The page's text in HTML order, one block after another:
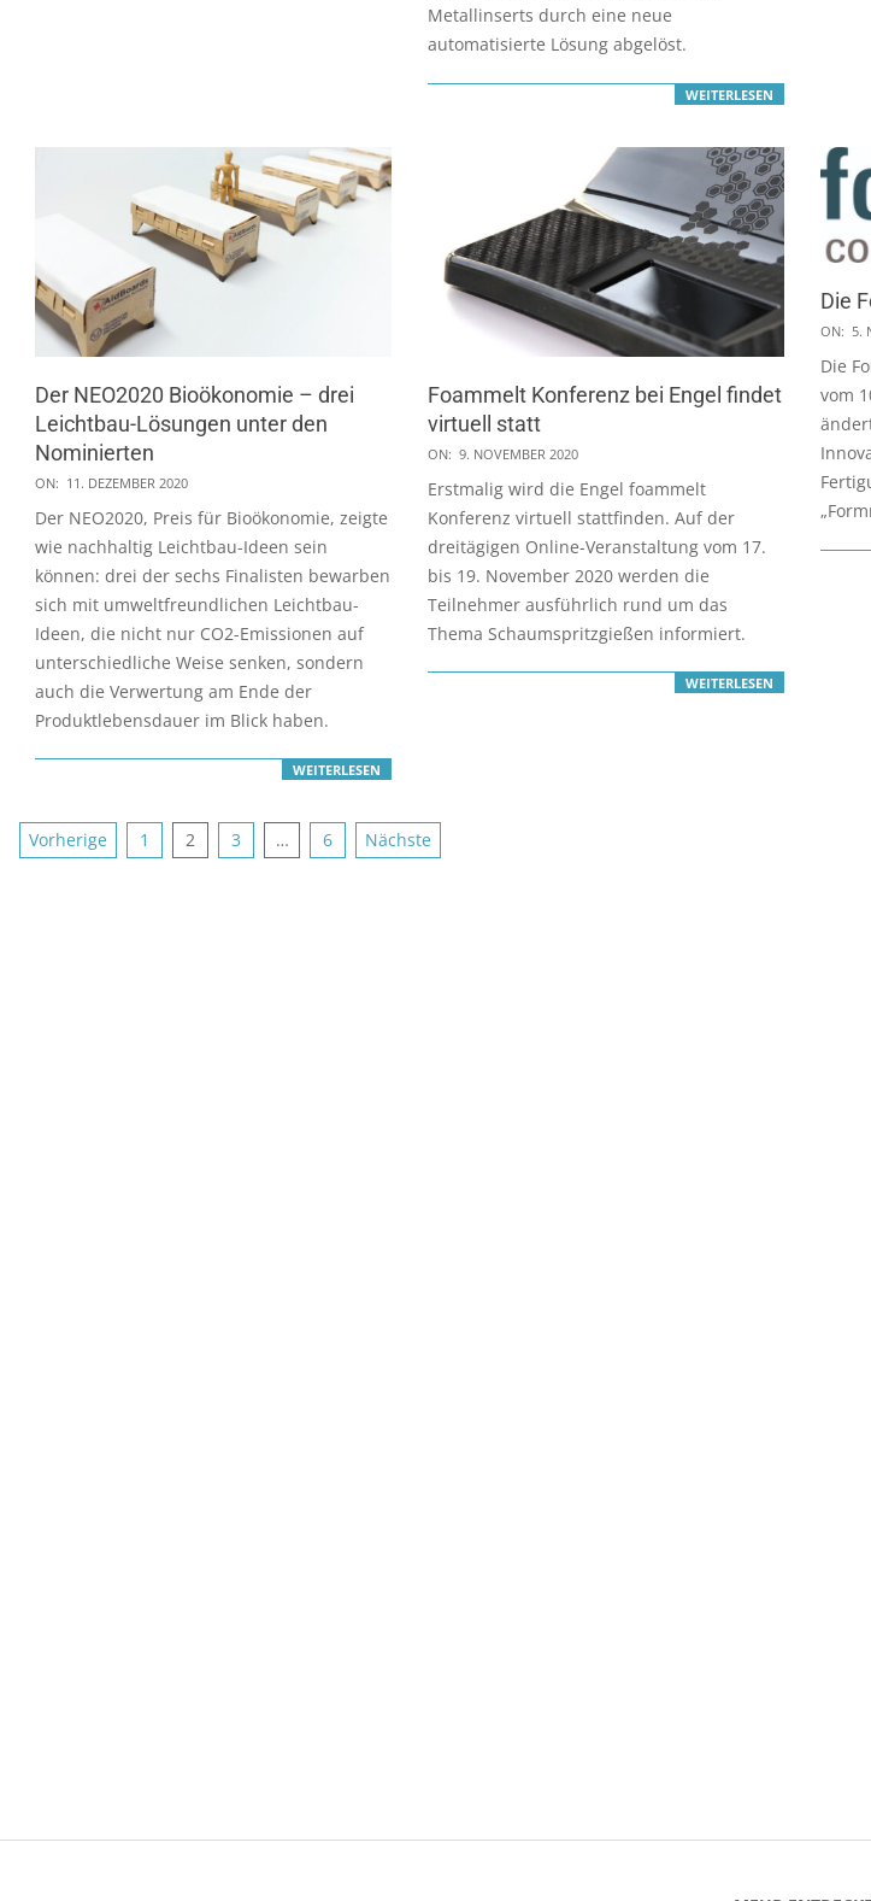
Metallinserts durch eine neue
automatisierte Lösung abgelöst.
WEITERLESEN
Der NEO2020 Bioökonomie – drei
Leichtbau-Lösungen unter den
Nominierten
2020-
12-
11
ON: 11. DEZEMBER 2020
Der NEO2020, Preis für Bioökonomie, zeigte
wie nachhaltig Leichtbau-Ideen sein
können: drei der sechs Finalisten bewarben
sich mit umweltfreundlichen Leichtbau-
Ideen, die nicht nur CO2-Emissionen auf
unterschiedliche Weise senken, sondern
auch die Verwertung am Ende der
Produktlebensdauer im Blick haben.
WEITERLESEN
Foammelt Konferenz bei Engel findet
virtuell statt
2020-
11-
09
ON: 9. NOVEMBER 2020
Erstmalig wird die Engel foammelt
Konferenz virtuell stattfinden. Auf der
dreitägigen Online-Veranstaltung vom 17.
bis 19. November 2020 werden die
Teilnehmer ausführlich rund um das
Thema Schaumspritzgießen informiert.
WEITERLESEN
Die
2020-
11-
05
ON: 5.
Die
vom
Seitennummerierung
Vorherige 1 2 3 … 6 Nächste